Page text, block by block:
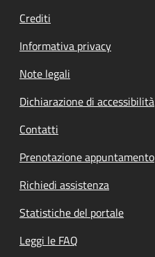
Crediti
Informativa privacy
Note legali
Dichiarazione di accessibilità
Contatti
Prenotazione appuntamento
Richiedi assistenza
Statistiche del portale
Leggi le FAQ